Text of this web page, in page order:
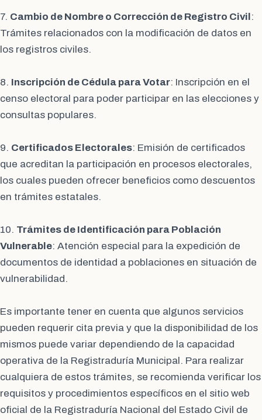
7. Cambio de Nombre o Corrección de Registro Civil :
Trámites relacionados con la modificación de datos en
los registros civiles.
8. Inscripción de Cédula para Votar: Inscripción en el
censo electoral para poder participar en las elecciones y
consultas populares.
9. Certificados Electorales: Emisión de certificados
que acreditan la participación en procesos electorales,
los cuales pueden ofrecer beneficios como descuentos
en trámites estatales.
10. Trámites de Identificación para Población
Vulnerable: Atención especial para la expedición de
documentos de identidad a poblaciones en situación de
vulnerabilidad.
Es importante tener en cuenta que algunos servicios
pueden requerir cita previa y que la disponibilidad de los
mismos puede variar dependiendo de la capacidad
operativa de la Registraduría Municipal. Para realizar
cualquiera de estos trámites, se recomienda verificar los
requisitos y procedimientos específicos en el sitio web
oficial de la Registraduría Nacional del Estado Civil de